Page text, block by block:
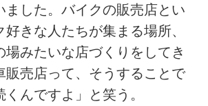
ました。バイクの販売店とい
好きな人たちが集まる場所、
場みたいな店づくりをしてき
販売店って、そうすることで
んですよ」と笑う。